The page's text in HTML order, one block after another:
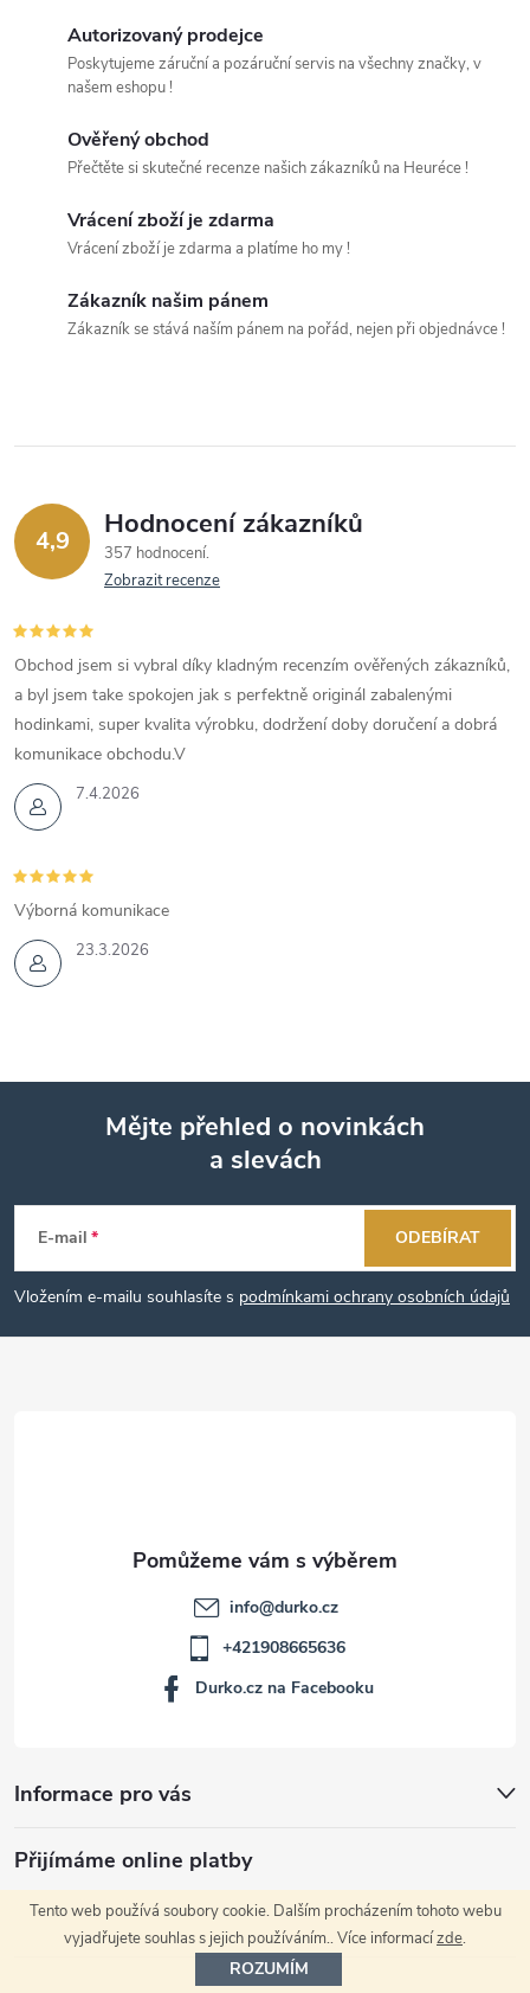
Tento web používá soubory cookie. Dalším procházením tohoto webu
vyjadřujete souhlas s jejich používáním.. Více informacízde.
ROZUMÍM
v
ý
p
s
u
Autorizovaný prodejce
Poskytujeme záruční a pozáruční servis na všechny značky, v
našem eshopu !
Ověřený obchod
Přečtěte si skutečné recenze našich zákazníků na Heuréce !
Vrácení zboží je zdarma
Vrácení zboží je zdarma a platíme ho my !
Zákazník našim pánem
Zákazník se stává naším pánem na pořád, nejen při objednávce !
4,9 Hodnocení zákazníků
357 hodnocení
Zobrazit recenze
7.4.2026
Obchod jsem si vybral díky kladným recenzím ověřených zákazníků,
a byl jsem take spokojen jak s perfektně originál zabalenými
hodinkami, super kvalita výrobku, dodržení doby doručení a dobrá
komunikace obchodu.V
23.3.2026
Výborná komunikace
p
Mějte přehled o novinkách
a slevách
E-mail
Vložením e-mailu souhlasíte s podmínkami ochrany osobních údajů
ODEBÍRAT
Informace pro vás
Přijímáme online platby
info@durko.cz
+421908665636
Durko.cz na Facebooku